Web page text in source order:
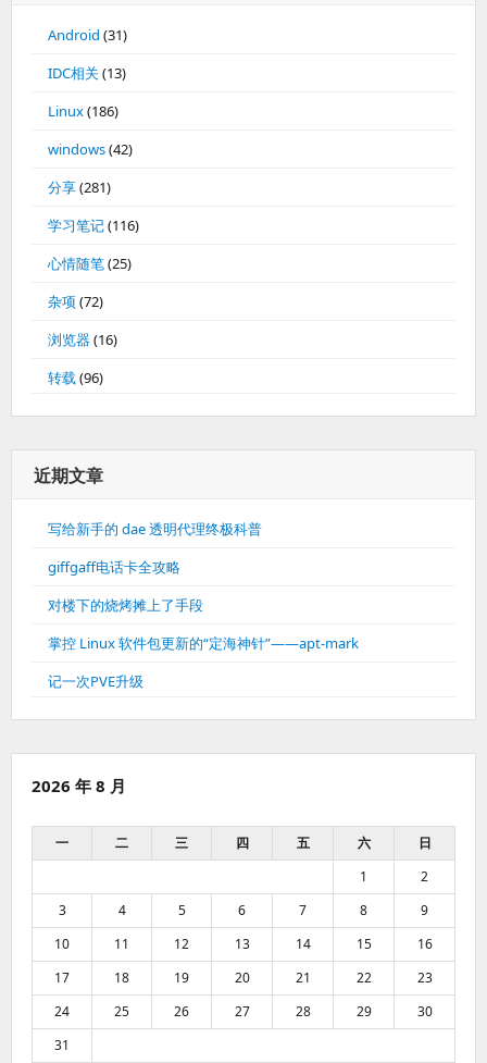
Android (31)
IDC相关(13)
Linux(186)
windows(42)
分享(281)
学习笔记(116)
心情随笔(25)
杂项 (72)
浏览器(16)
转载(96)
近期文章
写给新手的 dae 透明代理终极科普
giffgaff电话卡全攻略
对楼下的烧烤摊上了手段
掌控 Linux 软件包更新的“定海神针”——apt-mark
记一次PVE升级
2026 年 8 月
一 二 三 四 五 六
日
1
2
3
4 5 6 7 8
9
10
11 12 13 14 15
16
17
18 19 20 21 22
23
24
25 26 27 28 29
30
31